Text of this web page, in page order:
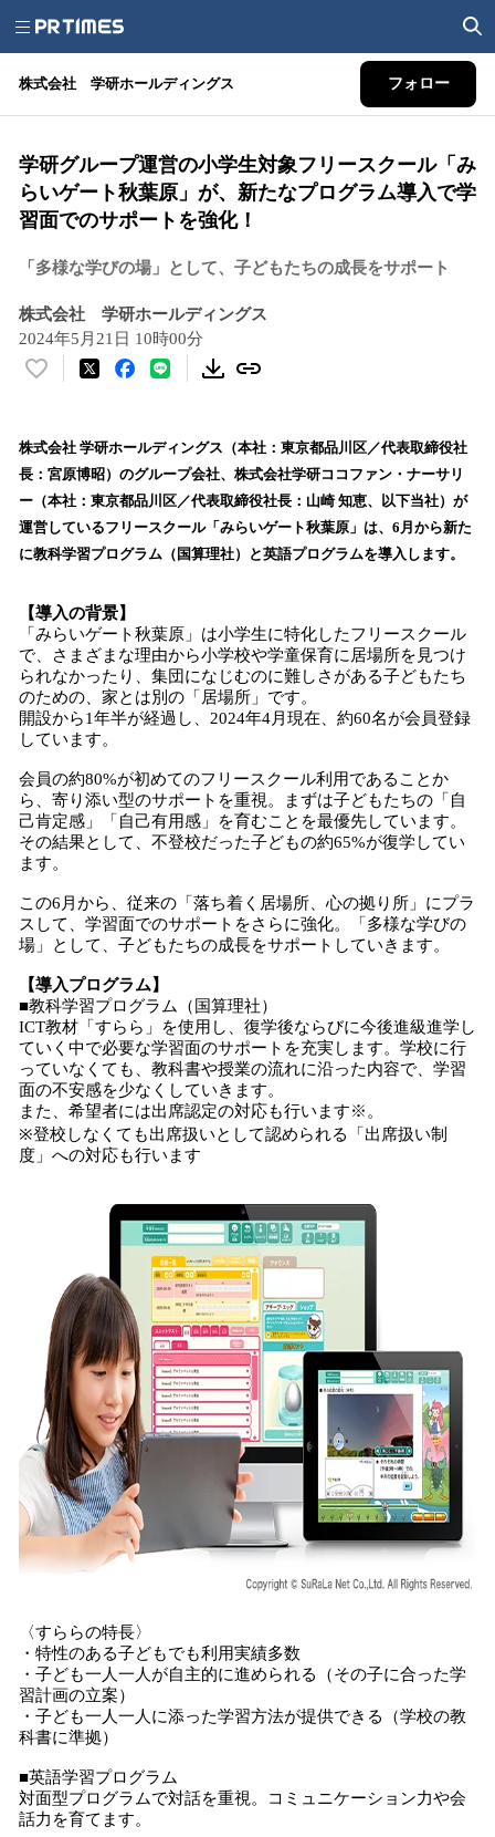
株式会社 学研ホールディングス フォロー
学研グループ運営の小学生対象フリースクール「み
らいゲート秋葉原」が、新たなプログラム導入で学
習面でのサポートを強化！
「多様な学びの場」として、子どもたちの成長をサポート
株式会社 学研ホールディングス
2024年5月21日 10時00分
い
！
数
を
読
込
中
で
す
株式会社 学研ホールディングス（本社：東京都品川区／代表取締役社
長：宮原博昭）のグループ会社、株式会社学研ココファン・ナーサリ
ー（本社：東京都品川区／代表取締役社長：山崎 知恵、以下当社）が
運営しているフリースクール「みらいゲート秋葉原」は、6月から新た
に教科学習プログラム（国算理社）と英語プログラムを導入します。
【導入の背景】
「みらいゲート秋葉原」は小学生に特化したフリースクール
で、さまざまな理由から⼩学校や学童保育に居場所を⾒つけ
られなかったり、集団になじむのに難しさがある⼦どもたち
のための、家とは別の「居場所」です。
開設から1年半が経過し、2024年4月現在、約60名が会員登録
しています。
会員の約80%が初めてのフリースクール利用であることか
ら、寄り添い型のサポートを重視。まずは子どもたちの「自
己肯定感」「自己有用感」を育むことを最優先しています。
その結果として、不登校だった子どもの約65%が復学してい
ます。
この6月から、従来の「落ち着く居場所、心の拠り所」にプラ
スして、学習面でのサポートをさらに強化。「多様な学びの
場」として、子どもたちの成長をサポートしていきます。
【導入プログラム】
■教科学習プログラム（国算理社）
ICT教材「すらら」を使用し、復学後ならびに今後進級進学し
ていく中で必要な学習面のサポートを充実します。学校に行
っていなくても、教科書や授業の流れに沿った内容で、学習
面の不安感を少なくしていきます。
また、希望者には出席認定の対応も行います※。
※登校しなくても出席扱いとして認められる「出席扱い制
度」への対応も行います
〈すららの特長〉
・特性のある子どもでも利用実績多数
・子ども一人一人が自主的に進められる（その子に合った学
習計画の立案）
・子ども一人一人に添った学習方法が提供できる（学校の教
科書に準拠）
■英語学習プログラム
対面型プログラムで対話を重視。コミュニケーション力や会
話力を育てます。